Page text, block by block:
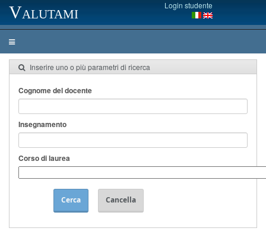
Valutami Login studente
Inserire uno o più parametri di ricerca
Cognome del docente
Insegnamento
Corso di laurea
Cerca Cancella